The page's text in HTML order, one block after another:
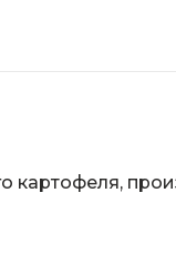
картофеля,